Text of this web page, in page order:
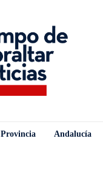
Provincia Andalucía